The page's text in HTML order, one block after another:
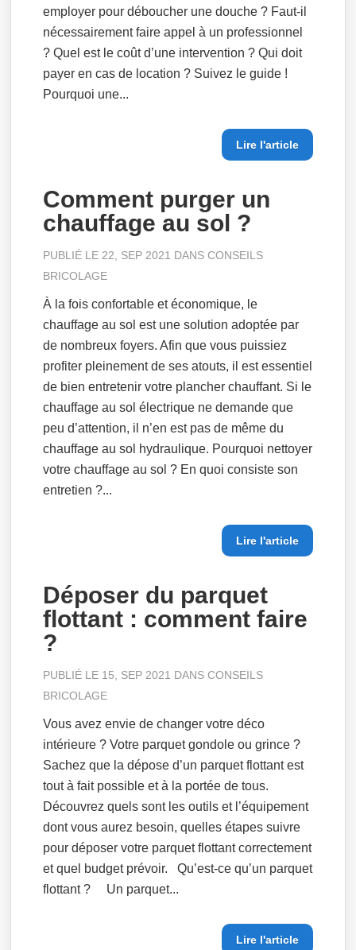
employer pour déboucher une douche ? Faut-il
nécessairement faire appel à un professionnel
? Quel est le coût d’une intervention ? Qui doit
payer en cas de location ? Suivez le guide !
Pourquoi une...
Lire l'article
Comment purger un
chauffage au sol ?
PUBLIÉ LE 22, SEP 2021 DANSCONSEILS
BRICOLAGE
À la fois confortable et économique, le
chauffage au sol est une solution adoptée par
de nombreux foyers. Afin que vous puissiez
profiter pleinement de ses atouts, il est essentiel
de bien entretenir votre plancher chauffant. Si le
chauffage au sol électrique ne demande que
peu d’attention, il n’en est pas de même du
chauffage au sol hydraulique. Pourquoi nettoyer
votre chauffage au sol ? En quoi consiste son
entretien ?...
Lire l'article
Déposer du parquet
flottant : comment faire
?
PUBLIÉ LE 15, SEP 2021 DANSCONSEILS
BRICOLAGE
Vous avez envie de changer votre déco
intérieure ? Votre parquet gondole ou grince ?
Sachez que la dépose d’un parquet flottant est
tout à fait possible et à la portée de tous.
Découvrez quels sont les outils et l’équipement
dont vous aurez besoin, quelles étapes suivre
pour déposer votre parquet flottant correctement
et quel budget prévoir. Qu’est-ce qu’un parquet
flottant ? Un parquet...
Lire l'article